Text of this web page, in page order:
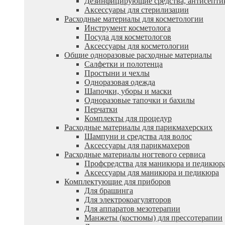
Аксессуары для стерилизации
Расходные материалы для косметологии
Инструмент косметолога
Посуда для косметологов
Аксессуары для косметологии
Общие одноразовые расходные материалы
Салфетки и полотенца
Простыни и чехлы
Одноразовая одежда
Шапочки, уборы и маски
Одноразовые тапочки и бахилы
Перчатки
Комплекты для процедур
Расходные материалы для парикмахерских
Шампуни и средства для волос
Аксессуары для парикмахеров
Расходные материалы ногтевого сервиса
Профсредства для маникюра и
Аксессуары для маникюра и педикюра
Комплектующие для приборов
Для брашинга
Для электрокоагуляторов
Для аппаратов мезотерапии
Манжеты (костюмы) для прессотерапии